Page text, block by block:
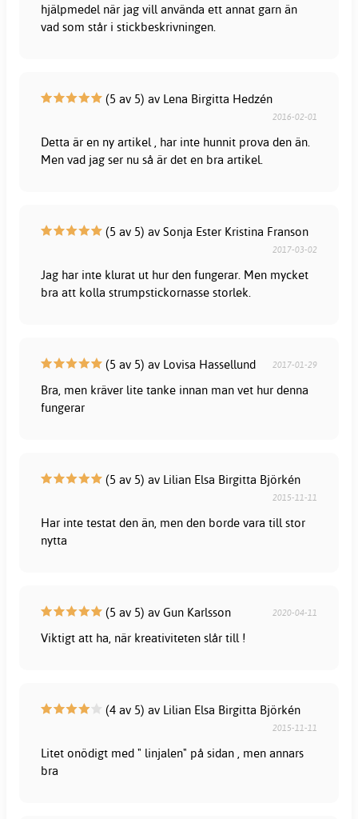
hjälpmedel när jag vill använda ett annat garn än
vad som står i stickbeskrivningen.
(5 av 5) av Lena Birgitta Hedzén
2016-02-01
Detta är en ny artikel , har inte hunnit prova den än.
Men vad jag ser nu så är det en bra artikel.
(5 av 5) av Sonja Ester Kristina Franson
2017-03-02
Jag har inte klurat ut hur den fungerar. Men mycket
bra att kolla strumpstickornasse storlek.
(5 av 5) av Lovisa Hassellund 2017-01-29
Bra, men kräver lite tanke innan man vet hur denna
fungerar
(5 av 5) av Lilian Elsa Birgitta Björkén
2015-11-11
Har inte testat den än, men den borde vara till stor
nytta
(5 av 5) av Gun Karlsson 2020-04-11
Viktigt att ha, när kreativiteten slår till !
(4 av 5) av Lilian Elsa Birgitta Björkén
2015-11-11
Litet onödigt med " linjalen" på sidan , men annars
bra